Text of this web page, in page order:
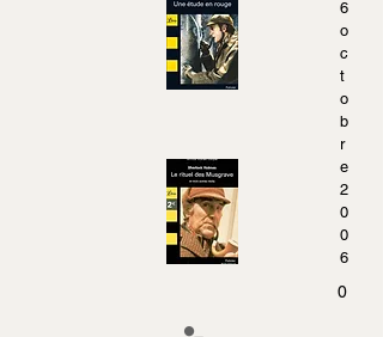
6
o
c
t
o
b
r
e
2
0
0
6
0